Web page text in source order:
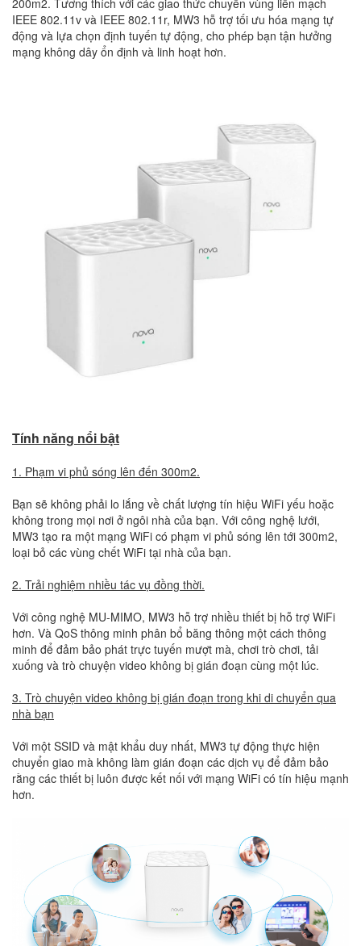
IEEE 802.11v và IEEE 802.11r, MW3 hỗ trợ tối ưu hóa mạng tự
động và lựa chọn định tuyến tự động, cho phép bạn tận hưởng
mạng không dây ổn định và linh hoạt hơn.
Tính năng nổi bật
1. Phạm vi phủ sóng lên đến 300m2.
Bạn sẽ không phải lo lắng về chất lượng tín hiệu WiFi yếu hoặc
không trong mọi nơi ở ngôi nhà của bạn. Với công nghệ lưới,
MW3 tạo ra một mạng WiFi có phạm vi phủ sóng lên tới 300m2,
loại bỏ các vùng chết WiFi tại nhà của bạn.
2. Trải nghiệm nhiều tác vụ đồng thời.
Với công nghệ MU-MIMO, MW3 hỗ trợ nhiều thiết bị hỗ trợ WiFi
hơn. Và QoS thông minh phân bổ băng thông một cách thông
minh để đảm bảo phát trực tuyến mượt mà, chơi trò chơi, tải
xuống và trò chuyện video không bị gián đoạn cùng một lúc.
3. Trò chuyện video không bị gián đoạn trong khi di chuyển qua
nhà bạn
Với một SSID và mật khẩu duy nhất, MW3 tự động thực hiện
chuyển giao mà không làm gián đoạn các dịch vụ để đảm bảo
rằng các thiết bị luôn được kết nối với mạng WiFi có tín hiệu mạnh
hơn.